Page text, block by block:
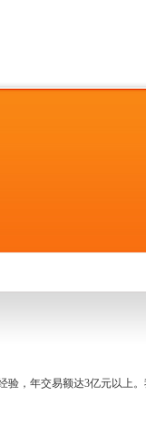
验，年交易额达3亿元以上